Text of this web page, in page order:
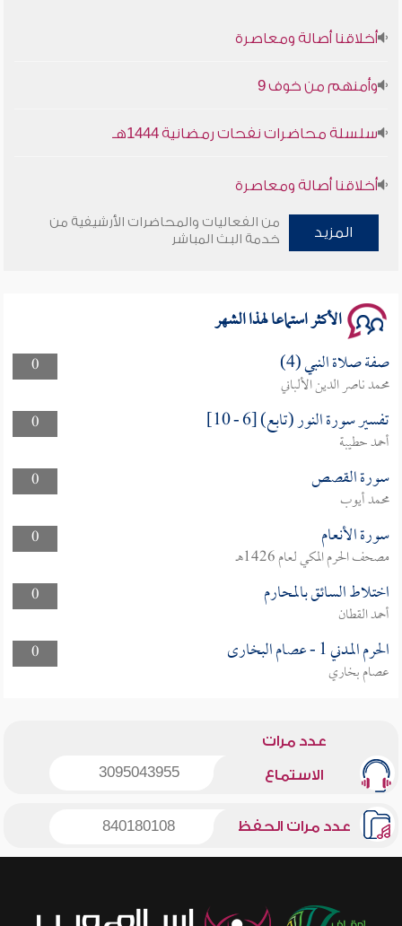
أخلاقنا أصالة ومعاصرة
وأمنهم من خوف 9
سلسلة محاضرات نفحات رمضانية 1444هـ
أخلاقنا أصالة ومعاصرة
وأمنهم من خوف 9
المزيد
من الفعاليات والمحاضرات الأرشيفية من
خدمة البث المباشر
الأكثر استماعا لهذا الشهر
0 صفة صلاة النبي (4)
محمد ناصر الدين الألباني
0
تفسير سورة النور (تابع) [6 - 10]
أحمد حطيبة
0
سورة القصص
محمد أيوب
0
سورة الأنعام
مصحف الحرم المكي لعام 1426هـ
0
اختلاط السائق بالمحارم
أحمد القطان
0
الحرم المدني 1 - عصام البخارى
عصام بخاري
عدد مرات
الاستماع 3095043955
عدد مرات الحفظ 840180108